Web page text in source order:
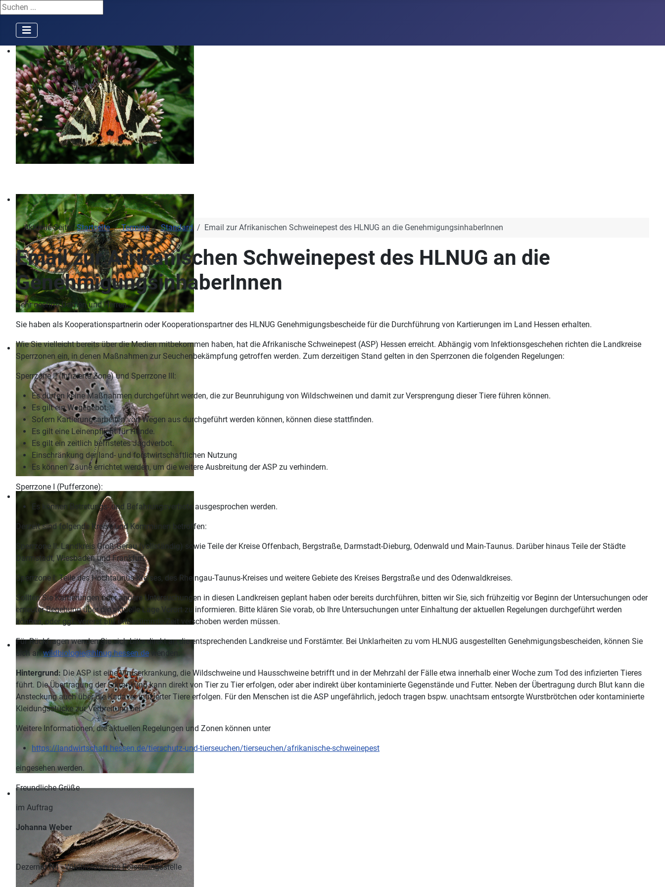
Suchen ...
Aktuelle Seite:Startseite Termine Standard Email zur Afrikanischen Schweinepest des HLNUG an die GenehmigungsinhaberInnen
Email zur Afrikanischen Schweinepest des HLNUG an die
GenehmigungsinhaberInnen
Sehr geehrte Damen und Herren,
Sie haben als Kooperationspartnerin oder Kooperationspartner des HLNUG Genehmigungsbescheide für die Durchführung von Kartierungen im Land Hessen erhalten.
Wie Sie vielleicht bereits über die Medien mitbekommen haben, hat die Afrikanische Schweinepest (ASP) Hessen erreicht. Abhängig vom Infektionsgeschehen richten die Landkreise
Sperrzonen ein, in denen Maßnahmen zur Seuchenbekämpfung getroffen werden. Zum derzeitigen Stand gelten in den Sperrzonen die folgenden Regelungen:
Sperrzone II (Infizierte Zone) und Sperrzone III:
Es dürfen keine Maßnahmen durchgeführt werden, die zur Beunruhigung von Wildschweinen und damit zur Versprengung dieser Tiere führen können.
Es gilt ein Wegegebot.
Sofern Kartierungsarbeiten von Wegen aus durchgeführt werden können, können diese stattfinden.
Es gilt eine Leinenpflicht für Hunde.
Es gilt ein zeitlich befristetes Jagdverbot.
Einschränkung der land- und forstwirtschaftlichen Nutzung
Es können Zäune errichtet werden, um die weitere Ausbreitung der ASP zu verhindern.
Sperrzone I (Pufferzone):
Es können Betretungs- und Befahrungsverbote ausgesprochen werden.
Derzeit sind folgende Kreise und Kommunen betroffen:
Sperrzone II: Landkreis Groß-Gerau (vollständig) sowie Teile der Kreise Offenbach, Bergstraße, Darmstadt-Dieburg, Odenwald und Main-Taunus. Darüber hinaus Teile der Städte
Darmstadt, Wiesbaden und Frankfurt.
Sperrzone I: Teile des Hochtaunus-Kreises, des Rheingau-Taunus-Kreises und weitere Gebiete des Kreises Bergstraße und des Odenwaldkreises.
Sollten Sie Kartierungen oder andere Untersuchungen in diesen Landkreisen geplant haben oder bereits durchführen, bitten wir Sie, sich frühzeitig vor Beginn der Untersuchungen oder
erneuter Begehung über die aktuelle Lage Vorort zu informieren. Bitte klären Sie vorab, ob Ihre Untersuchungen unter Einhaltung der aktuellen Regelungen durchgeführt werden
können, oder ggf. vorerst auf unbestimmte Zeit verschoben werden müssen.
Für Rückfragen wenden Sie sich bitte direkt an die entsprechenden Landkreise und Forstämter. Bei Unklarheiten zu vom HLNUG ausgestellten Genehmigungsbescheiden, können Sie
sich anwildbiologie@hlnug.hessen.de wenden.
Hintergrund: Die ASP ist eine Viruserkrankung, die Wildschweine und Hausschweine betrifft und in der Mehrzahl der Fälle etwa innerhalb einer Woche zum Tod des infizierten Tieres
führt. Die Übertragung der Erkrankung kann direkt von Tier zu Tier erfolgen, oder aber indirekt über kontaminierte Gegenstände und Futter. Neben der Übertragung durch Blut kann die
Ansteckung auch über die Kadaver infizierter Tiere erfolgen. Für den Menschen ist die ASP ungefährlich, jedoch tragen bspw. unachtsam entsorgte Wurstbrötchen oder kontaminierte
Kleidungsstücke zur Verbreitung bei.
Weitere Informationen, die aktuellen Regelungen und Zonen können unter
https://landwirtschaft.hessen.de/tierschutz-und-tierseuchen/tierseuchen/afrikanische-schweinepest
eingesehen werden.
Freundliche Grüße
im Auftrag
Johanna Weber
Dezernat N4 - Wildbiologische Forschungsstelle